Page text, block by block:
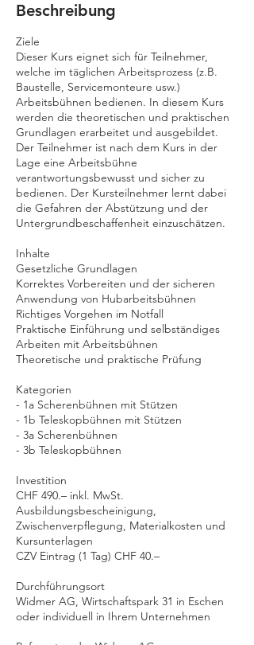
Beschreibung
Ziele
Dieser Kurs eignet sich für Teilnehmer,
welche im täglichen Arbeitsprozess (z.B.
Baustelle, Servicemonteure usw.)
Arbeitsbühnen bedienen. In diesem Kurs
werden die theoretischen und praktischen
Grundlagen erarbeitet und ausgebildet.
Der Teilnehmer ist nach dem Kurs in der
Lage eine Arbeitsbühne
verantwortungsbewusst und sicher zu
bedienen. Der Kursteilnehmer lernt dabei
die Gefahren der Abstützung und der
Untergrundbeschaffenheit einzuschätzen.
Inhalte
Gesetzliche Grundlagen
Korrektes Vorbereiten und der sicheren
Anwendung von Hubarbeitsbühnen
Richtiges Vorgehen im Notfall
Praktische Einführung und selbständiges
Arbeiten mit Arbeitsbühnen
Theoretische und praktische Prüfung
Kategorien
- 1a Scherenbühnen mit Stützen
- 1b Teleskopbühnen mit Stützen
- 3a Scherenbühnen
- 3b Teleskopbühnen
Investition
CHF 490.– inkl. MwSt.
Ausbildungsbescheinigung,
Zwischenverpflegung, Materialkosten und
Kursunterlagen
CZV Eintrag (1 Tag) CHF 40.–
Durchführungsort
Widmer AG, Wirtschaftspark 31 in Eschen
oder individuell in Ihrem Unternehmen